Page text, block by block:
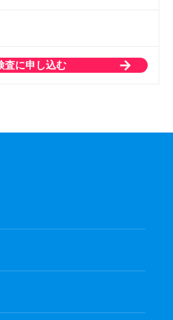
査に申し込む